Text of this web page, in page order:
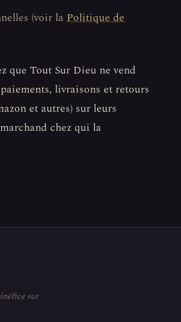
(voir la Politique de
que Tout Sur Dieu ne vend
livraisons et retours
et autres) sur leurs
chez qui la
sur